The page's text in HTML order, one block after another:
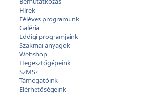
Hírek
Féléves programunk
Galéria
Eddigi programjaink
Szakmai anyagok
Webshop
Hegesztőgépeink
SzMSz
Támogatóink
Elérhetőségeink